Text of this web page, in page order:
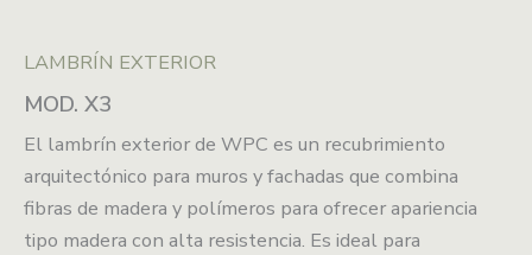
LAMBRÍN EXTERIOR
MOD. X3
El lambrín exterior de WPC es un recubrimiento
arquitectónico para muros y fachadas que combina
fibras de madera y polímeros para ofrecer apariencia
tipo madera con alta resistencia. Es ideal para